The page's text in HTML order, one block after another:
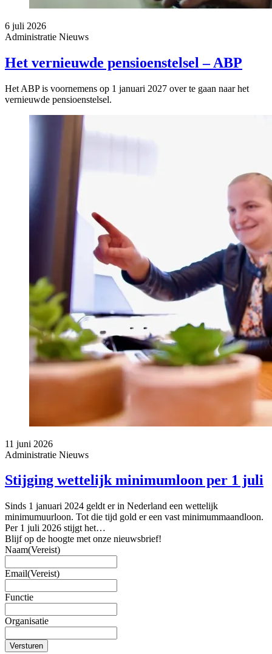
6 juli 2026
Administratie Nieuws
Het vernieuwde pensioenstelsel – ABP
Het ABP is voornemens op 1 januari 2027 over te gaan naar het
vernieuwde pensioenstelsel.
11 juni 2026
Administratie Nieuws
Stijging wettelijk minimumloon per 1 juli
Sinds 1 januari 2024 geldt er in Nederland een wettelijk
minimumuurloon. Tot die tijd gold er een vast minimummaandloon.
Per 1 juli 2026 stijgt het…
Blijf op de hoogte met onze nieuwsbrief!
Naam(Vereist)
Email(Vereist)
Functie
Organisatie
Versturen